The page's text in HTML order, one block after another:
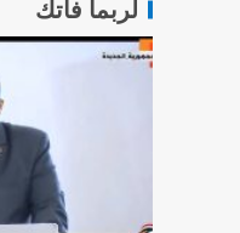
لربما فاتك